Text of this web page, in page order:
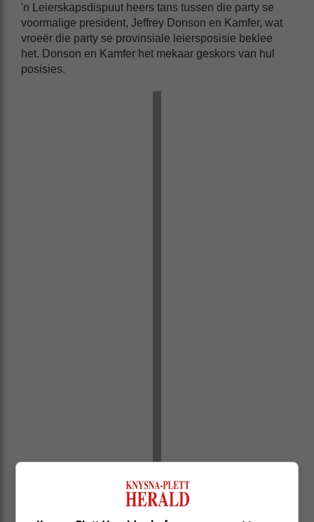
'n Leierskapsdispuut heers tans tussen die party se
voormalige president, Jeffrey Donson en Kamfer, wat
vroeër die party se provinsiale leiersposisie beklee
het. Donson en Kamfer het mekaar geskors van hul
posisies.